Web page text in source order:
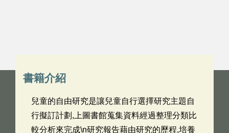
書籍介紹
兒童的自由研究是讓兒童自行選擇研究主題自
行擬訂計劃,上圖書館蒐集資料經過整理分類比
較分析來完成\n研究報告藉由研究的歷程,培養